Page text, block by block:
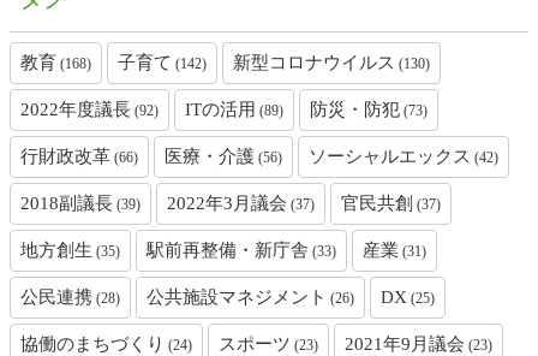
教育 (168) 子育て (142) 新型コロナウイルス (130)
2022年度議長 (92) ITの活用 (89) 防災・防犯 (73)
行財政改革 (66) 医療・介護 (56) ソーシャルエックス (42)
2018副議長 (39) 2022年3月議会 (37) 官民共創 (37)
地方創生 (35) 駅前再整備・新庁舎 (33) 産業 (31)
公民連携 (28) 公共施設マネジメント (26) DX (25)
協働のまちづくり (24) スポーツ (23) 2021年9月議会 (23)